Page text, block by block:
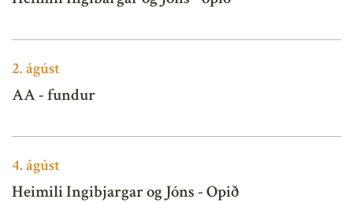
2.ágúst
AA - fundur
4.ágúst
Heimili Ingibjargar og Jóns - Opið